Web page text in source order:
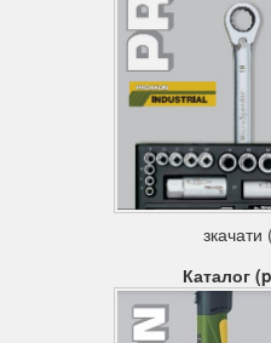
Каталог